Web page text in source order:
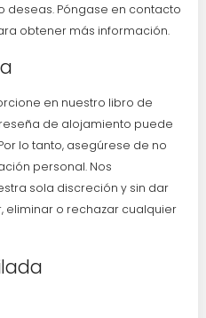
deseas. Póngase en contacto
obtener más información.
en nuestro libro de
de alojamiento puede
lo tanto, asegúrese de no
personal. Nos
sola discreción y sin dar
eliminar o rechazar cualquier